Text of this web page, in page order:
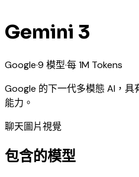
Gemini 3
Google·9 模型·每 1M Tokens
Google 的下一代多模態 AI，
能力。
聊天圖片視覺
包含的模型